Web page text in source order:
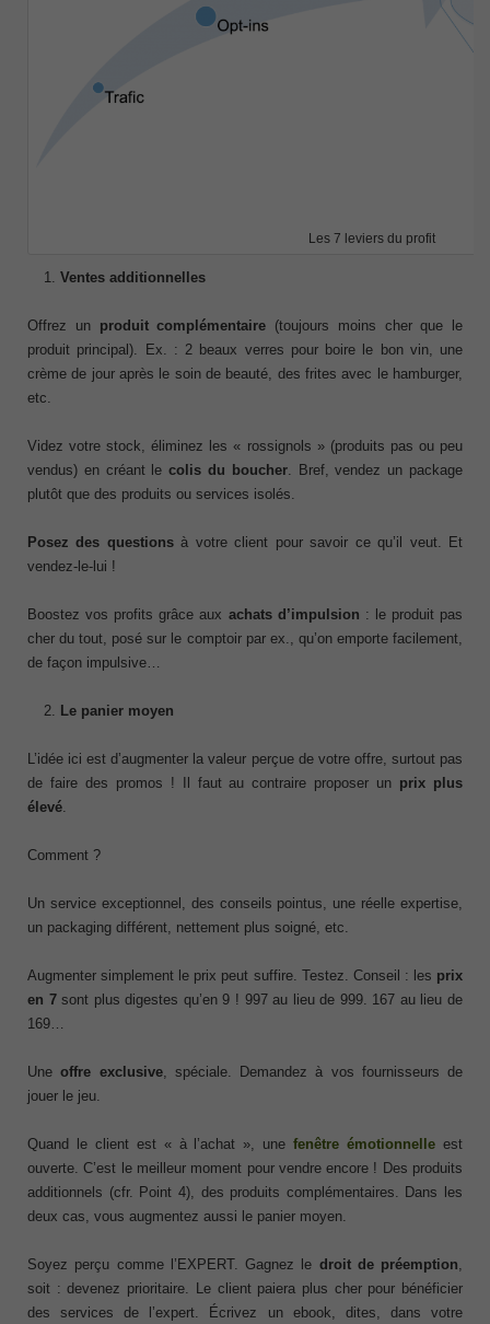
Les 7 leviers du profit
Ventes additionnelles
Offrez un produit complémentaire (toujours moins cher que le
produit principal). Ex. : 2 beaux verres pour boire le bon vin, une
crème de jour après le soin de beauté, des frites avec le hamburger,
etc.
Videz votre stock, éliminez les « rossignols » (produits pas ou peu
vendus) en créant lecolis du boucher. Bref, vendez un package
plutôt que des produits ou services isolés.
Posez des questionsà votre client pour savoir ce qu’il veut. Et
vendez-le-lui !
Boostez vos profits grâce aux achats d’impulsion : le produit pas
cher du tout, posé sur le comptoir par ex., qu’on emporte facilement,
de façon impulsive…
Le panier moyen
L’idée ici est d’augmenter la valeur perçue de votre offre, surtout pas
de faire des promos ! Il faut au contraire proposer un prix plus
élevé
Comment ?
Un service exceptionnel, des conseils pointus, une réelle expertise,
un packaging différent, nettement plus soigné, etc.
Augmenter simplement le prix peut suffire. Testez. Conseil : les prix
en 7sont plus digestes qu’en 9 ! 997 au lieu de 999. 167 au lieu de
169…
Uneoffre exclusive, spéciale. Demandez à vos fournisseurs de
jouer le jeu.
Quand le client est « à l’achat », unefenêtre émotionnelle est
ouverte. C’est le meilleur moment pour vendre encore ! Des produits
additionnels (cfr. Point 4), des produits complémentaires. Dans les
deux cas, vous augmentez aussi le panier moyen.
Soyez perçu comme l’EXPERT. Gagnez le droit de préemption
soit : devenez prioritaire. Le client paiera plus cher pour bénéficier
des services de l’expert. Écrivez un ebook, dites, dans votre